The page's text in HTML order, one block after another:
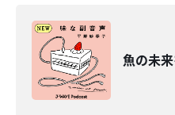
魚の未